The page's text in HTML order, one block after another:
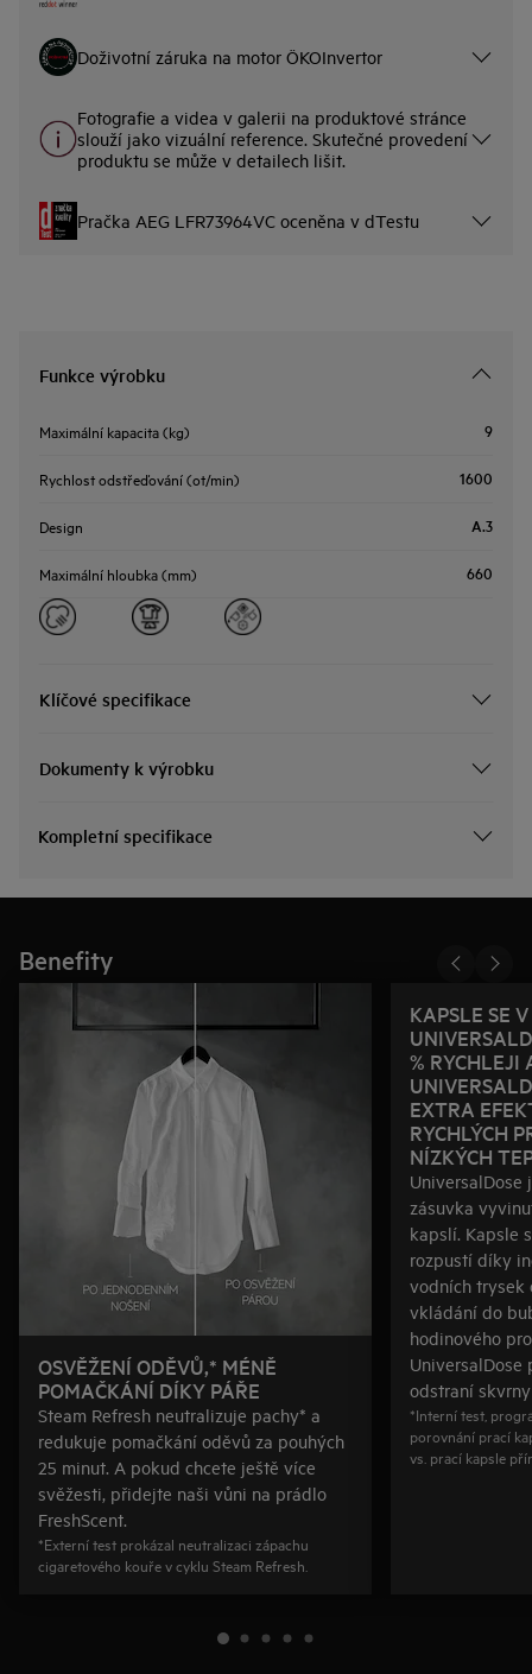
Doživotní záruka na motor ÖKOInvertor
Fotografie a videa v galerii na produktové stránce
slouží jako vizuální reference. Skutečné provedení
produktu se může v detailech lišit.
Pračka AEG LFR73964VC oceněna v dTestu
Funkce výrobku
Maximální kapacita (kg) 9
Rychlost odstřeďování (ot/min) 1600
Design A.3
Maximální hloubka (mm) 660
Klíčové specifikace
Dokumenty k výrobku
Kompletní specifikace
Benefity
OSVĚŽENÍ ODĚVŮ,* MÉNĚ
POMAČKÁNÍ DÍKY PÁŘE
Steam Refresh neutralizuje pachy* a
redukuje pomačkání oděvů za pouhých
25 minut. A pokud chcete ještě více
svěžesti, přidejte naši vůni na prádlo
FreshScent.
*Externí test prokázal neutralizaci zápachu
cigaretového kouře v cyklu Steam Refresh.
KAPSLE SE
% RYCHLEJI
EXTRA
RYCHLÝCH
NÍZKÝCH
UniversalDose
zásuvka
kapslí. Kapsle
rozpustí díky
vodních trysek
vkládání do
hodinového
UniversalDose
odstraní
*Interní test,
porovnání prací
vs. prací kapsle